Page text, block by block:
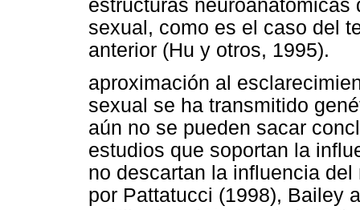
estructuras
sexual, como es el caso del
anterior (Hu y otros, 1995).
aproximación al
sexual se ha transmitido
aún no se pueden sacar
estudios que soportan la
no descartan la influencia
por Pattatucci (1998), Bailey